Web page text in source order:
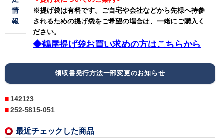
情
報
※提げ袋は有料です。 ご自宅や会社などから先様へ持参
されるための提げ袋をご希望の場合は、一緒にご購入く
ださい。
◆鶴屋提げ袋お買い求めの方はこちらから
領収書発行方法一部変更のお知らせ
142123
252-5815-051
最近チェックした商品